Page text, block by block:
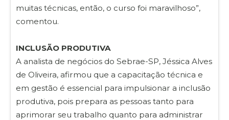
muitas técnicas, então, o curso foi maravilhoso”,
comentou.
INCLUSÃO PRODUTIVA
A analista de negócios do Sebrae-SP, Jéssica Alves
de Oliveira, afirmou que a capacitação técnica e
em gestão é essencial para impulsionar a inclusão
produtiva, pois prepara as pessoas tanto para
aprimorar seu trabalho quanto para administrar